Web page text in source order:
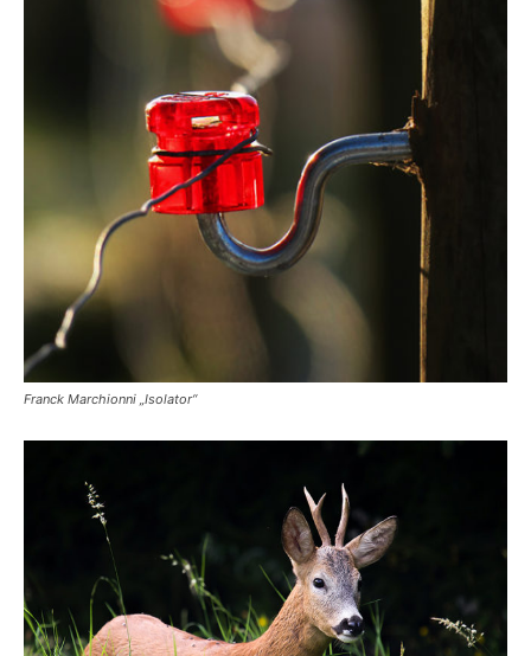
Franck Marchionni „Isolator“